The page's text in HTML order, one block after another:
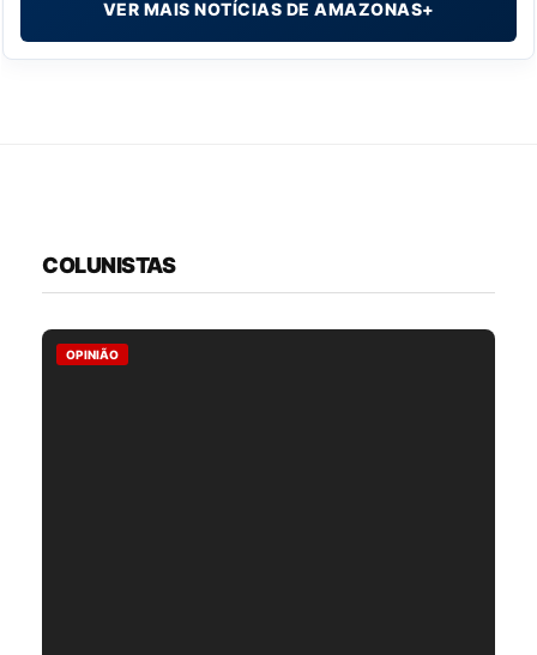
VER MAIS NOTÍCIAS DE AMAZONAS+
COLUNISTAS
OPINIÃO